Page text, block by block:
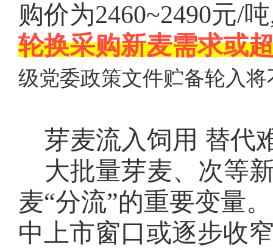
购价为2460~2490元/
轮换采购新麦需求或
级党委政策文件贮备轮入
芽麦流入饲用 替代
大批量芽麦、次等
麦“分流”的重要变量
中上市窗口或逐步收